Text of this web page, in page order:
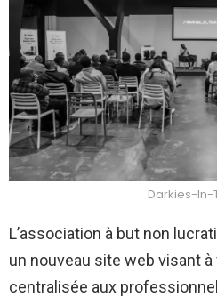
Darkies-In-
L’association à but non
un nouveau site web visant
centralisée aux